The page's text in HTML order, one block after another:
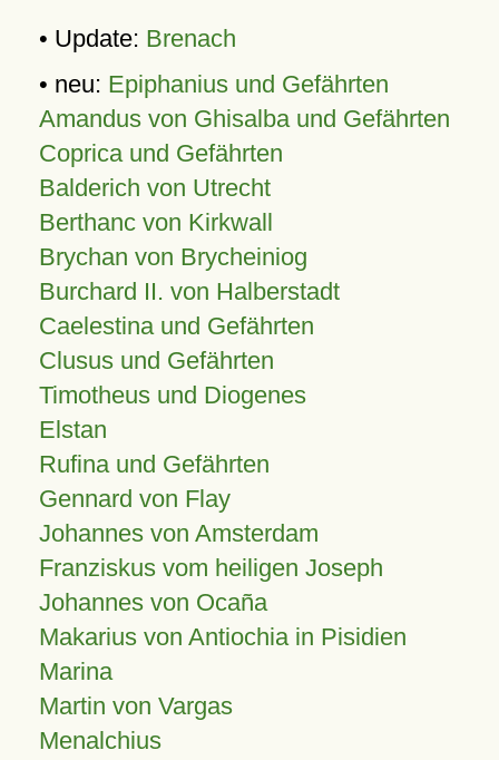
• Update: Brenach
• neu: Epiphanius und Gefährten
Amandus von Ghisalba und Gefährten
Coprica und Gefährten
Balderich von Utrecht
Berthanc von Kirkwall
Brychan von Brycheiniog
Burchard II. von Halberstadt
Caelestina und Gefährten
Clusus und Gefährten
Timotheus und Diogenes
Elstan
Rufina und Gefährten
Gennard von Flay
Johannes von Amsterdam
Franziskus vom heiligen Joseph
Johannes von Ocaña
Makarius von Antiochia in Pisidien
Marina
Martin von Vargas
Menalchius